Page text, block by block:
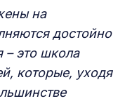
на
достойно
это школа
которые, уходя